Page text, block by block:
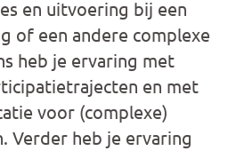
en uitvoering bij een
of een andere complexe
heb je ervaring met
en met
voor (complexe)
Verder heb je ervaring